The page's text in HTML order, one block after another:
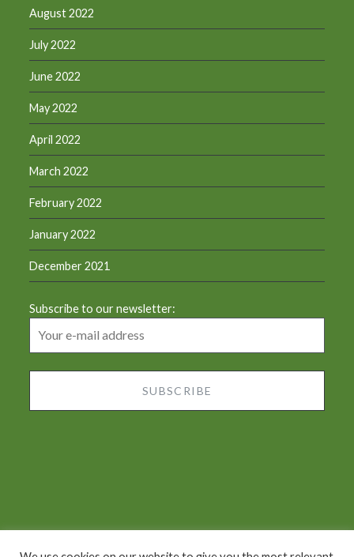
August 2022
July 2022
June 2022
May 2022
April 2022
March 2022
February 2022
January 2022
December 2021
Subscribe to our newsletter: